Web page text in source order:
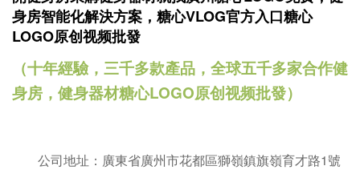
身房智能化解決方案，糖心VLOG官方入口糖心
LOGO原创视频批發
（十年經驗，三千多款產品，全球五千多家合作健
身房，健身器材糖心LOGO原创视频批發）
公司地址：廣東省廣州市花都區獅嶺鎮旗嶺育才路1號